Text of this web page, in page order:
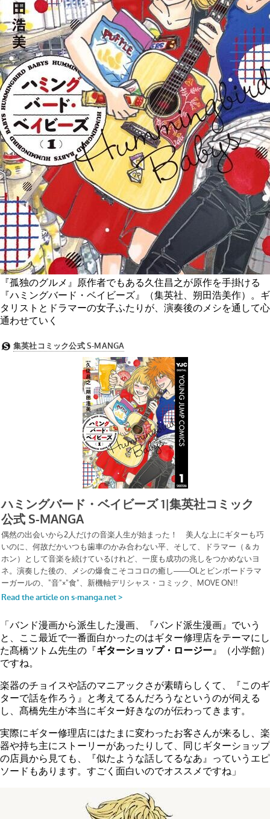
『孤独のグルメ』原作者でもある久住昌之が原作を手掛ける
『ハミングバード・ベイビーズ』（集英社、朔田浩美作）。ギ
タリストとドラマーの女子ふたりが、演奏後のメシを通して心
通わせていく
「バンド漫画から派生した漫画、『バンド派生漫画』でいう
と、ここ最近で一番面白かったのはギター修理店をテーマにし
た髙橋ツトム先生の『ギターショップ・ロージー 』（小学館）
ですね。
楽器のチョイスや話のマニアックさが素晴らしくて、『このギ
ターで話を作ろう』と考えてるんだろうなというのが伺える
し、髙橋先生が本当にギター好きなのが伝わってきます。
実際にギター修理店にはたまに変わったお客さんが来るし、楽
器や持ち主にストーリーがあったりして、同じギターショップ
の店員から見ても、『似たような話してるなあ』っていうエピ
ソードもあります。すごく面白いのでオススメですね」